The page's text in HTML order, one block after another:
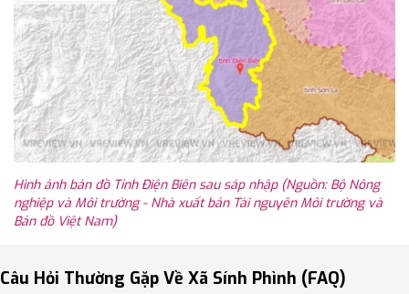
Hình ảnh bản đồ Tỉnh Điện Biên sau sáp nhập (Nguồn: Bộ Nông
nghiệp và Môi trường - Nhà xuất bản Tài nguyên Môi trường và
Bản đồ Việt Nam)
Câu Hỏi Thường Gặp Về Xã Sính Phình (FAQ)